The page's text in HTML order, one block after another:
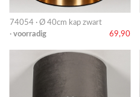
74054 · Ø 40cm kap zwart
· voorradig 69,90